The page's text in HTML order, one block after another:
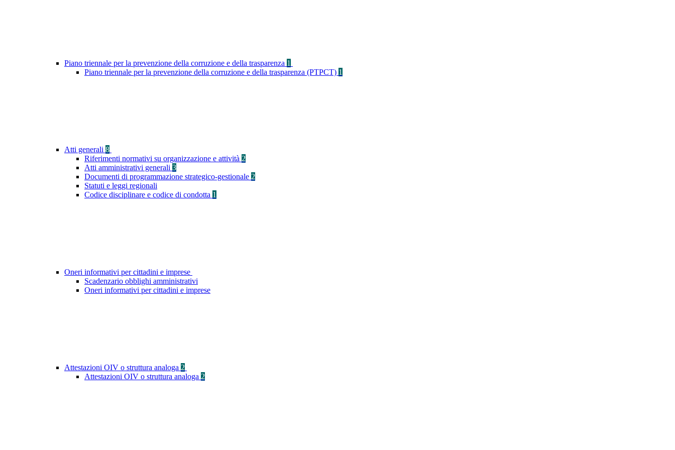
Piano triennale per la prevenzione della corruzione e della trasparenza 1
Piano triennale per la prevenzione della corruzione e della trasparenza (PTPCT) 1
Atti generali 8
Riferimenti normativi su organizzazione e attività 2
Atti amministrativi generali 3
Documenti di programmazione strategico-gestionale 2
Statuti e leggi regionali
Codice disciplinare e codice di condotta 1
Oneri informativi per cittadini e imprese
Scadenzario obblighi amministrativi
Oneri informativi per cittadini e imprese
Attestazioni OIV o struttura analoga 2
Attestazioni OIV o struttura analoga 2